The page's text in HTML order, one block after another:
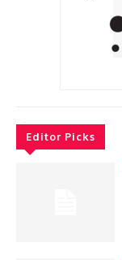
Editor Picks